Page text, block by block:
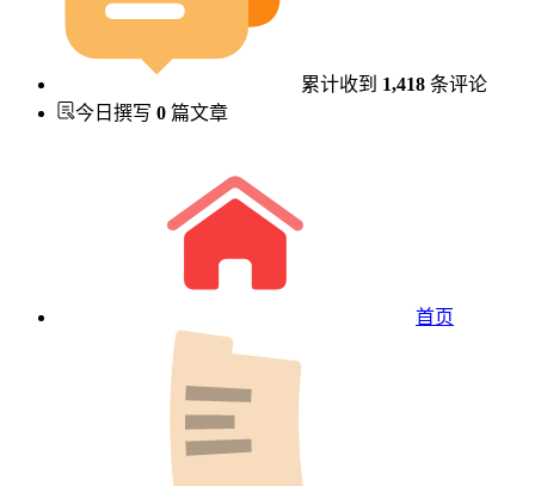
累计收到 1,418 条评论
今日撰写 0 篇文章
首页